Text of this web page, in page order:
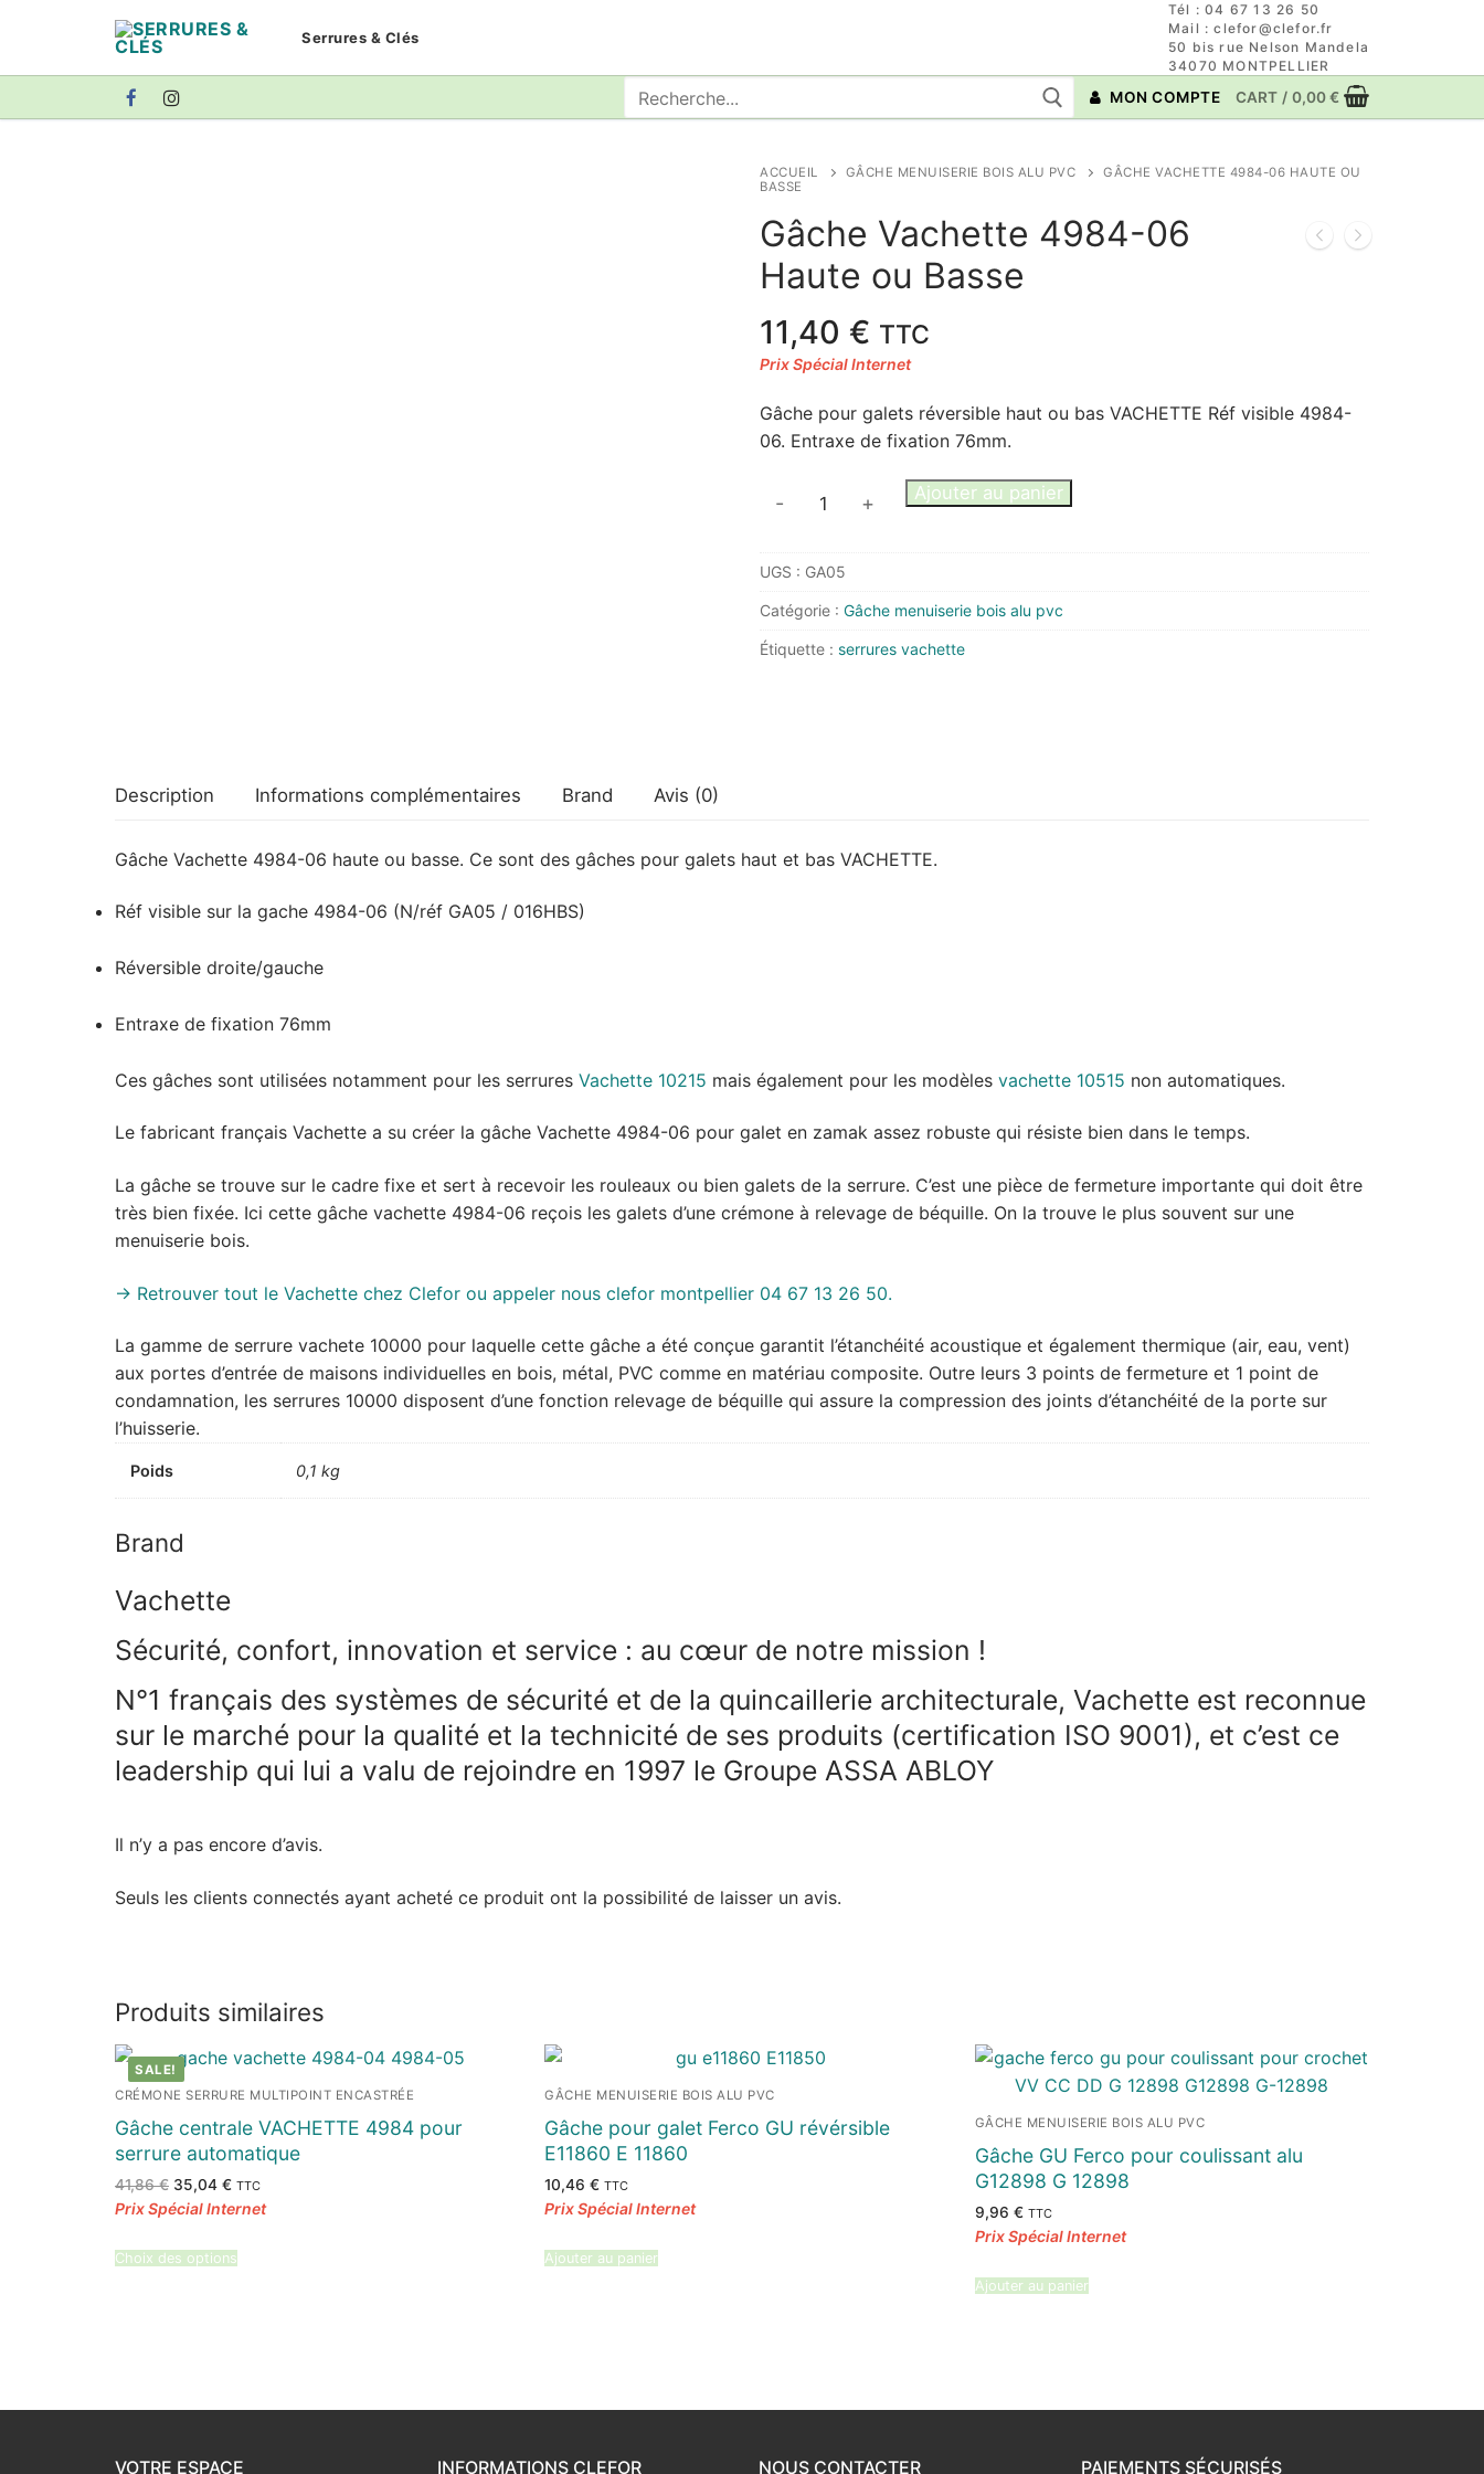
Serrures & Clés
Tél : 04 67 13 26 50
Mail : clefor@clefor.fr
50 bis rue Nelson Mandela
34070 MONTPELLIER
Rechercher
:
MON COMPTE CART / 0,00€
ACCUEIL GÂCHE MENUISERIE BOIS ALU PVC
GÂCHE VACHETTE 4984-06 HAUTE OU
BASSE
Gâche Vachette 4984-06
Haute ou Basse
11,40 € TTC
Gâche pour galets réversible haut ou bas VACHETTE Réf visible 4984-
06. Entraxe de fixation 76mm.
quantité
Vachette
4984-
Haute
- + Ajouter au panier
UGS : GA05
Catégorie : Gâche menuiserie bois alu pvc
Étiquette : serrures vachette
Description Informations complémentaires Brand Avis (0)
Gâche Vachette 4984-06 haute ou basse. Ce sont des gâches pour galets haut et bas VACHETTE.
Réf visible sur la gache 4984-06 (N/réf GA05 / 016HBS)
Réversible droite/gauche
Entraxe de fixation 76mm
Ces gâches sont utilisées notamment pour les serrures Vachette 10215 mais également pour les modèles vachette 10515 non automatiques.
Le fabricant français Vachette a su créer la gâche Vachette 4984-06 pour galet en zamak assez robuste qui résiste bien dans le temps.
La gâche se trouve sur le cadre fixe et sert à recevoir les rouleaux ou bien galets de la serrure. C’est une pièce de fermeture importante qui doit être
très bien fixée. Ici cette gâche vachette 4984-06 reçois les galets d’une crémone à relevage de béquille. On la trouve le plus souvent sur une
menuiserie bois.
-> Retrouver tout le Vachette chez Clefor ou appeler nous clefor montpellier 04 67 13 26 50.
La gamme de serrure vachete 10000 pour laquelle cette gâche a été conçue garantit l’étanchéité acoustique et également thermique (air, eau, vent)
aux portes d’entrée de maisons individuelles en bois, métal, PVC comme en matériau composite. Outre leurs 3 points de fermeture et 1 point de
condamnation, les serrures 10000 disposent d’une fonction relevage de béquille qui assure la compression des joints d’étanchéité de la porte sur
l’huisserie.
Poids 0,1 kg
Brand
Vachette
Sécurité, confort, innovation et service : au cœur de notre mission !
N°1 français des systèmes de sécurité et de la quincaillerie architecturale, Vachette est reconnue
sur le marché pour la qualité et la technicité de ses produits (certification ISO 9001), et c’est ce
leadership qui lui a valu de rejoindre en 1997 le Groupe ASSA ABLOY
Il n’y a pas encore d’avis.
Seuls les clients connectés ayant acheté ce produit ont la possibilité de laisser un avis.
Produits similaires
SALE!
CRÉMONE SERRURE MULTIPOINT ENCASTRÉE
Gâche centrale VACHETTE 4984 pour
serrure automatique
41,86€ Le
prix
initial
35,04 €Le
actuel
TTC
Choix des options
GÂCHE MENUISERIE BOIS ALU PVC
Gâche pour galet Ferco GU révérsible
E11860 E 11860
10,46€ TTC
Ajouter au panier
GÂCHE MENUISERIE BOIS ALU PVC
Gâche GU Ferco pour coulissant alu
G12898 G 12898
9,96 € TTC
Ajouter au panier
VOTRE ESPACE INFORMATIONS CLEFOR NOUS CONTACTER PAIEMENTS SÉCURISÉS